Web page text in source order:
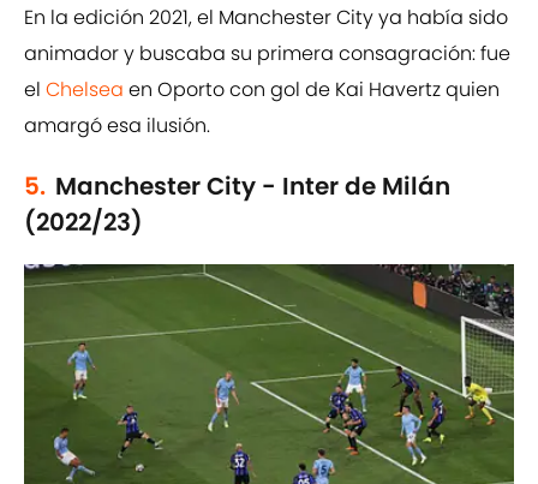
En la edición 2021, el Manchester City ya había sido
animador y buscaba su primera consagración: fue
el Chelsea en Oporto con gol de Kai Havertz quien
amargó esa ilusión.
5. Manchester City - Inter de Milán
(2022/23)